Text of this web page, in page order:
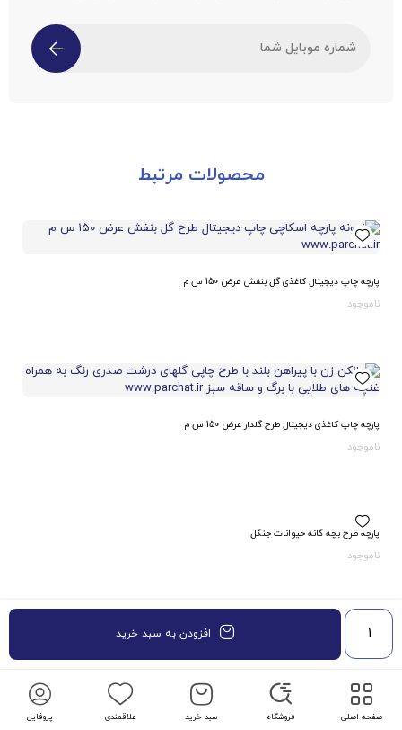
افزودن به سبد خرید
محصولات مرتبط
پارچه چاپ دیجیتال کاغذی گل بنفش عرض 150 س م
ناموجود
پارچه چاپ کاغذی دیجیتال طرح گلدار عرض 150 س م
ناموجود
پارچه طرح بچه گانه حیوانات جنگل
ناموجود
صفحه اصلی فروشگاه سبد خرید علاقمندی پروفایل